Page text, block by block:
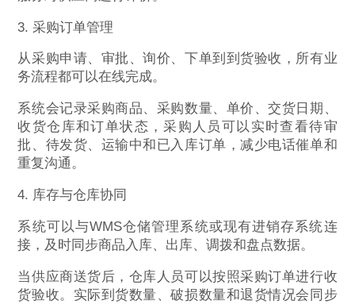
3. 采购订单管理
从采购申请、审批、询价、下单到到货验收，所有业
务流程都可以在线完成。
系统会记录采购商品、采购数量、单价、交货日期、
收货仓库和订单状态，采购人员可以实时查看待审
批、待发货、运输中和已入库订单，减少电话催单和
重复沟通。
4. 库存与仓库协同
系统可以与WMS仓储管理系统或现有进销存系统连
接，及时同步商品入库、出库、调拨和盘点数据。
当供应商送货后，仓库人员可以按照采购订单进行收
货验收。实际到货数量、破损数量和退货情况会同步